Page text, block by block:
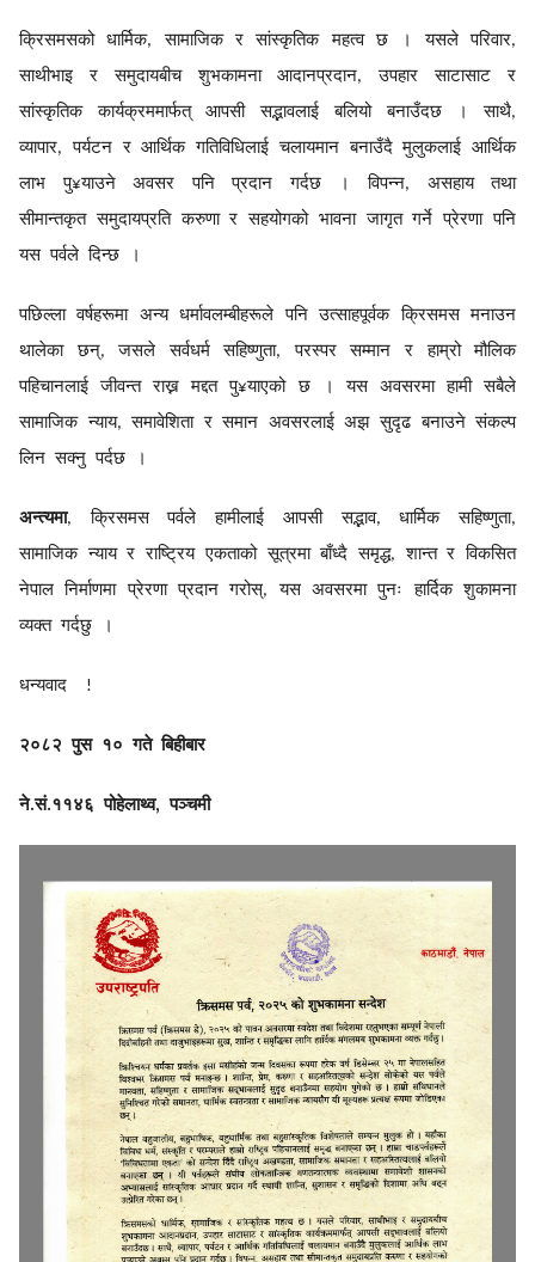
क्रिसमसको धार्मिक,सामाजिक र सांस्कृतिक महत्व छ । यसले परिवार,
साथीभाइ र समुदायबीच शुभकामना आदानप्रदान,उपहार साटासाट
र
सांस्कृतिक
कार्यक्रममार्फत् आपसी सद्भावलाई बलियो बनाउँदछ । साथै,
व्यापार,पर्यटन र आर्थिक गतिविधिलाई चलायमान बनाउँदै मुलुकलाई आर्थिक
लाभ
पु¥याउने अवसर पनि प्रदान गर्दछ । विपन्न, असहाय
तथा
सीमान्तकृत समुदायप्रति करुणा र सहयोगको भावना जागृत गर्ने प्रेरणा पनि
यस पर्वले दिन्छ ।
पछिल्ला वर्षहरूमा अन्य धर्मावलम्बीहरूले पनि उत्साहपूर्वक क्रिसमस मनाउन
थालेका
छन्,जसले सर्वधर्म सहिष्णुता,परस्पर सम्मान र हाम्रो
मौलिक
पहिचानलाई
जीवन्त राख्न मद्दत पु¥याएको छ । यस अवसरमा हामी
सबैले
सामाजिक न्याय,समावेशिता र समान अवसरलाई अझ सुदृढ बनाउने संकल्प
लिन सक्नु पर्दछ ।
अन्त्यमा,क्रिसमस पर्वले हामीलाई आपसी सद्भाव,धार्मिक सहिष्णुता,
सामाजिक न्याय र राष्ट्रिय एकताको सूत्रमा बाँध्दै समृद्ध,शान्त र विकसित
नेपाल निर्माणमा प्रेरणा प्रदान गरोस्,यस अवसरमा पुनः हार्दिक शुकामना
व्यक्त गर्दछु ।
धन्यवाद !
२०८२ पुस १० गते बिहीबार
ने.सं.११४६ पोहेलाथ्व,पञ्चमी